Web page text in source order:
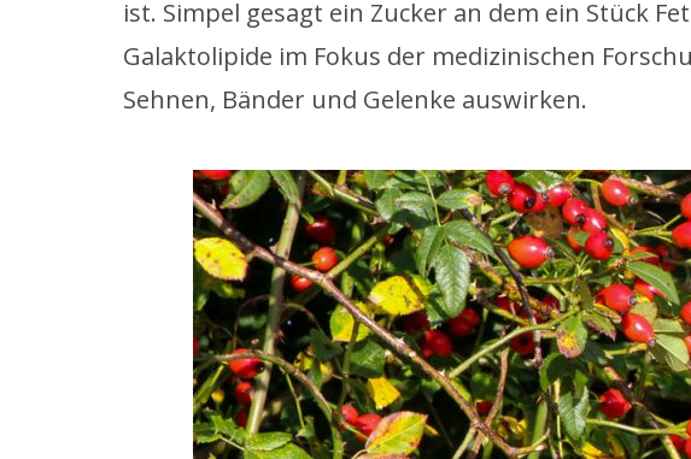
ist. Simpel gesagt ein Zucker an dem ein Stück
Galaktolipide im Fokus der medizinischen
Sehnen, Bänder und Gelenke auswirken.